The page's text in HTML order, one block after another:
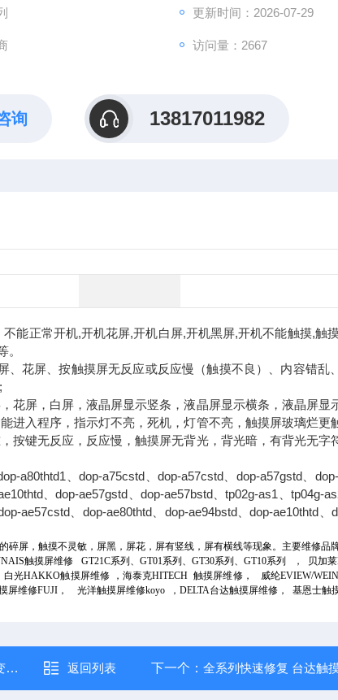
更新时间：2026-07-29
访问量：2667
询 13817011982
能正常开机,开机花屏,开机白屏,开机黑屏,开机不能触摸,触
。
、花屏、按触摸屏无反应或反应慢（触摸不良）、内容错乱
花屏，白屏，液晶屏显示竖条，液晶屏显示横条，液晶屏显
进入程序，指示灯不亮，死机，灯管不亮，触摸屏玻璃烂更
按键无反应，反应慢，触摸屏无背光，背光暗，有背光无字
a80thtd1、dop-a75cstd、dop-a57cstd、dop-a57gstd、
、dop-ae57gstd、dop-ae57bstd、tp02g-as1、tp04g-
ae57cstd、dop-ae80thtd、dop-ae94bstd、dop-ae10thtd、
屏，触摸不灵敏，屏黑，屏花，屏有竖线，屏有横线等现象。主要维修品
NAIS触摸屏维修 GT21C系列、 GT01系列、 GT30系列、 GT10系列 ， 贝加莱
白光HAKKO触摸屏维修 ，海泰克HITECH 触摸屏维修， 威纶EVIEW/
屏维修FUJI ， 光洋触摸屏维修koyo ，DELTA台达触摸屏维修， 基恩士触
返回列表 下一个： 全系列快速修复 台达触